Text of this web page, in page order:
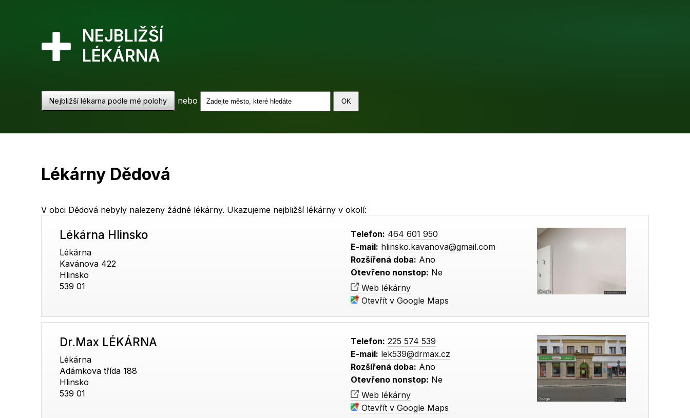
NEJBLIŽŠÍ
LÉKÁRNA
Nejbližší lékarna podle mé polohy nebo
Lékárny Dědová
V obci Dědová nebyly nalezeny žádné lékárny. Ukazujeme nejbližší lékárny v okolí:
Lékárna Hlinsko
Lékárna
Kavánova 422
Hlinsko
539 01
Telefon: 464 601 950
E-mail: hlinsko.kavanova@gmail.com
Rozšířená doba: Ano
Otevřeno nonstop: Ne
Web lékárny
Otevřít v Google Maps
Dr.Max LÉKÁRNA
Lékárna
Adámkova třída 188
Hlinsko
539 01
Telefon: 225 574 539
E-mail: lek539@drmax.cz
Rozšířená doba: Ano
Otevřeno nonstop: Ne
Web lékárny
Otevřít v Google Maps